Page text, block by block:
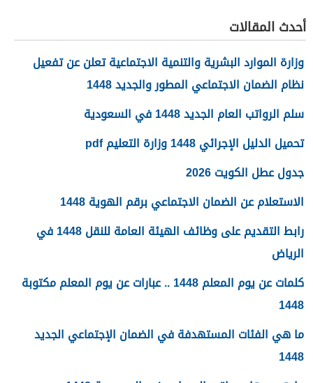
أحدث المقالات
وزارة الموارد البشرية والتنمية الاجتماعية تعلن عن تفعيل
نظام الضمان الاجتماعي المطور والجديد 1448
سلم الرواتب العام الجديد 1448 في السعودية
تحميل الدليل الإجرائي 1448 وزارة التعليم pdf
جدول عطل الكويت 2026
الاستعلام عن الضمان الاجتماعي برقم الهوية 1448
رابط التقديم على وظائف الهيئة العامة للنقل 1448 في
الرياض
كلمات عن يوم المعلم 1448 .. عبارات عن يوم المعلم مكتوبة
1448
ما هي الفئات المستهدفة في الضمان الإجتماعي الجديد
1448